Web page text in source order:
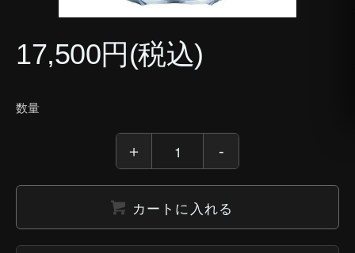
17,500円(税込)
数量
カートに入れる